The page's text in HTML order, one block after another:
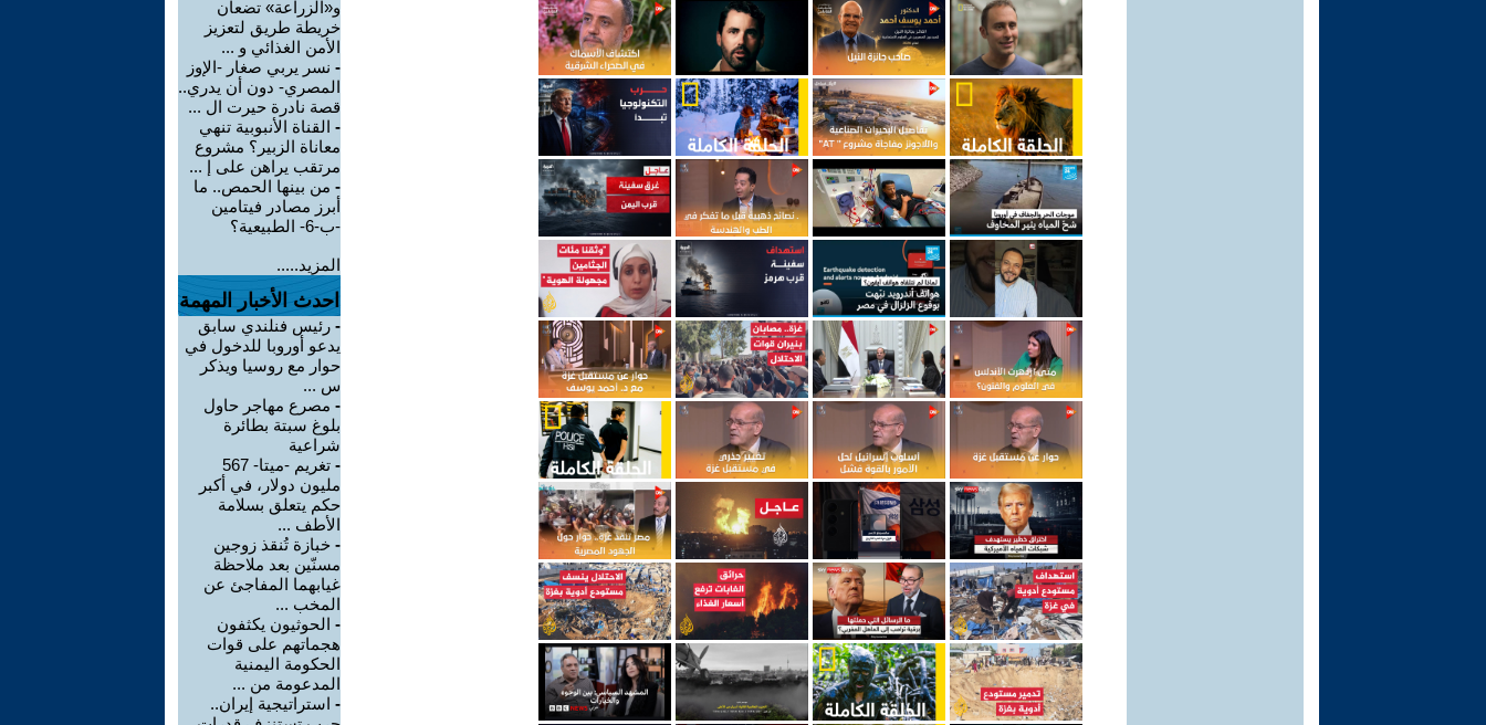
و«الزراعة» تضعان
خريطة طريق لتعزيز
الأمن الغذائي و ...
- نسر يربي صغار -الإوز
المصري- دون أن يدري..
قصة نادرة حيرت ال ...
- القناة الأنبوبية تنهي
معاناة الزبير؟ مشروع
مرتقب يراهن على إ ...
- من بينها الحمص.. ما
أبرز مصادر فيتامين
-ب-6- الطبيعية؟
المزيد.....
احدث الأخبار المهمة
- رئيس فنلندي سابق
يدعو أوروبا للدخول في
حوار مع روسيا ويذكر
س ...
- مصرع مهاجر حاول
بلوغ سبتة بطائرة
شراعية
-
تغريم -ميتا- 567
مليون دولار، في أكبر
حكم يتعلق بسلامة
الأطف ...
- خبازة تُنقذ زوجين
مسنّين بعد ملاحظة
غيابهما المفاجئ عن
المخب ...
- الحوثيون يكثفون
هجماتهم على قوات
الحكومة اليمنية
المدعومة من ...
- استراتيجية إيران..